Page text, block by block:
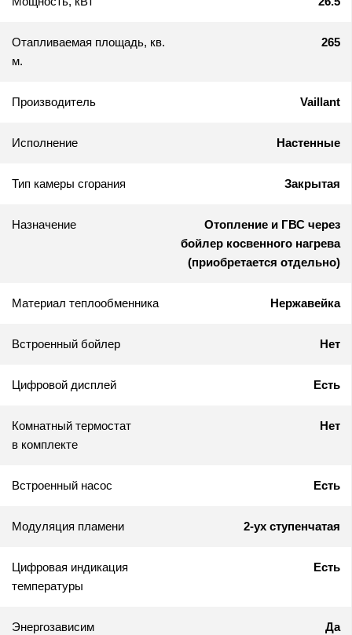
Отапливаемая площадь, кв.
м.
265
Производитель Vaillant
Исполнение Настенные
Тип камеры сгорания Закрытая
Назначение
Отопление и ГВС через
бойлер косвенного нагрева
(приобретается отдельно)
Материал теплообменника Нержавейка
Встроенный бойлер Нет
Цифровой дисплей Есть
Комнатный термостат
в комплекте
Нет
Встроенный насос Есть
Модуляция пламени 2-ух ступенчатая
Цифровая индикация
температуры
Есть
Энергозависим Да